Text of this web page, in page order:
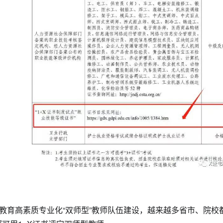
育高素质专业化“双师型”教师队伍建设，越来越多省市、院